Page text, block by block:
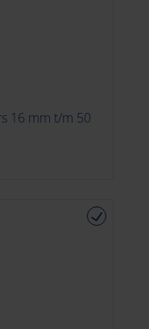
16 mm t/m 50